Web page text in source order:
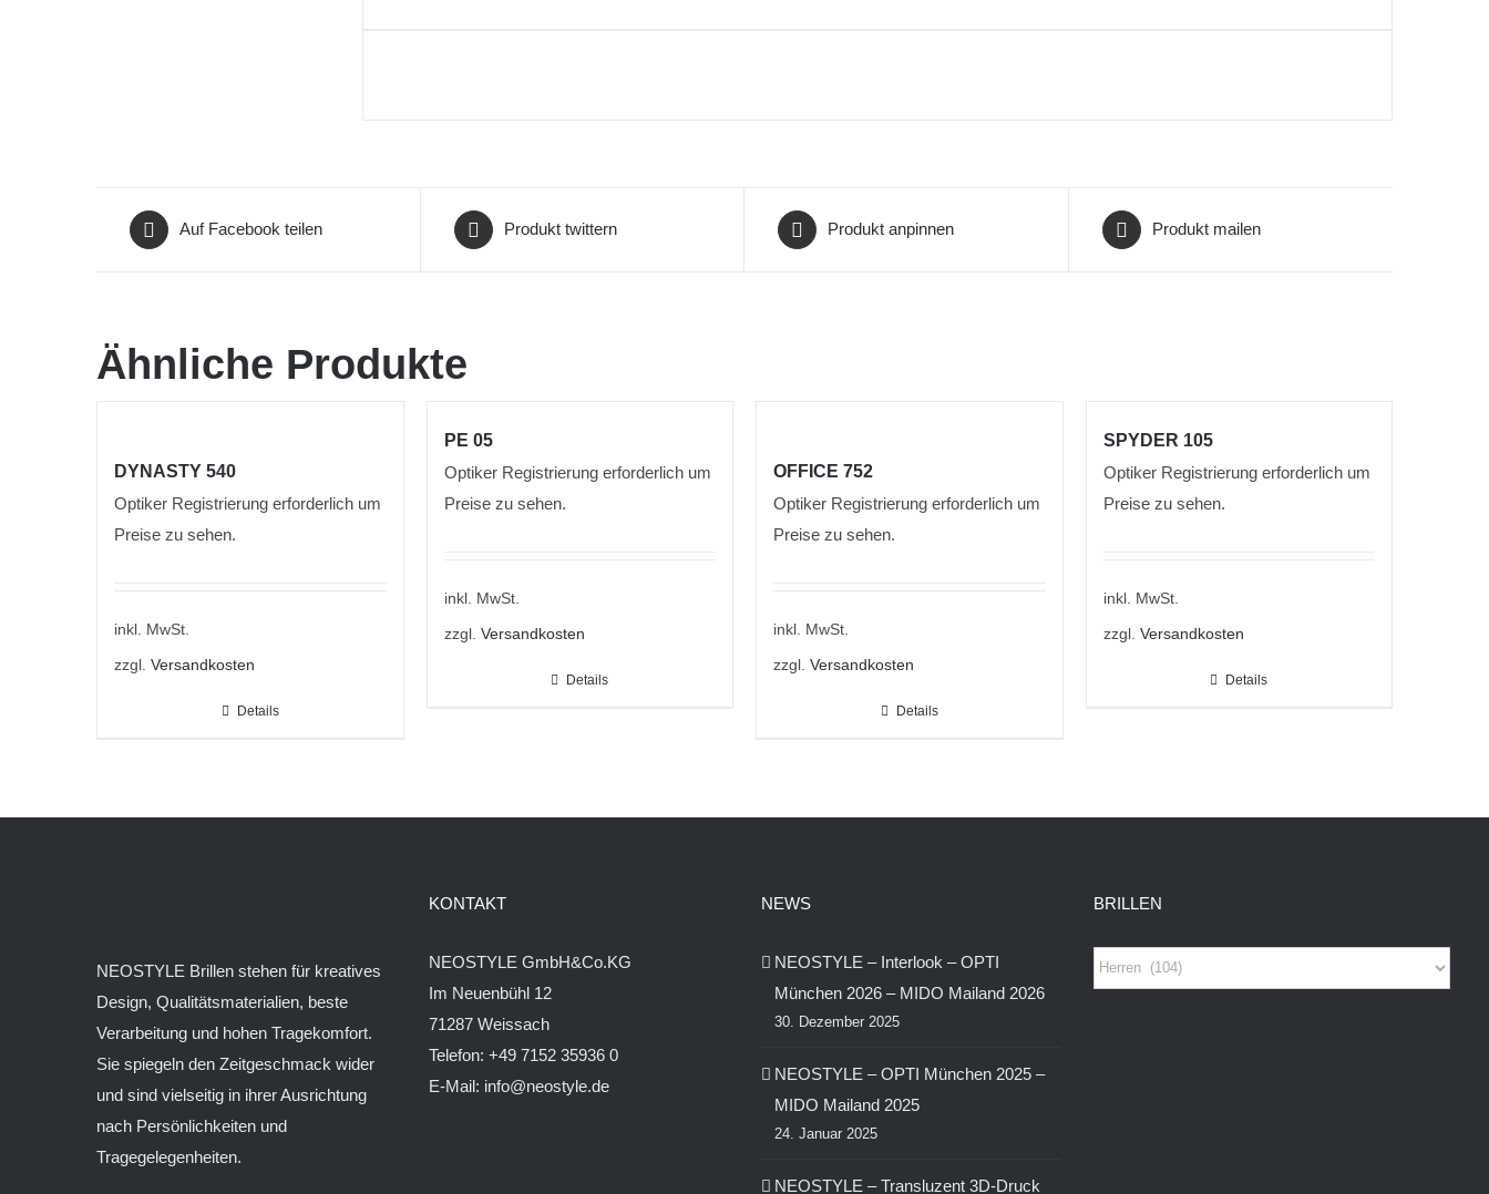
Auf Facebook teilen Produkt twittern Produkt anpinnen Produkt mailen
Ähnliche Produkte
DYNASTY 540
Optiker Registrierung erforderlich um
Preise zu sehen.
inkl. MwSt.
zzgl. Versandkosten
Details
PE 05
Optiker Registrierung erforderlich um
Preise zu sehen.
inkl. MwSt.
zzgl. Versandkosten
Details
OFFICE 752
Optiker Registrierung erforderlich um
Preise zu sehen.
inkl. MwSt.
zzgl. Versandkosten
Details
SPYDER 105
Optiker Registrierung erforderlich um
Preise zu sehen.
inkl. MwSt.
zzgl. Versandkosten
Details
NEOSTYLE Brillen stehen für kreatives
Design, Qualitätsmaterialien, beste
Verarbeitung und hohen Tragekomfort.
Sie spiegeln den Zeitgeschmack wider
und sind vielseitig in ihrer Ausrichtung
nach Persönlichkeiten und
Tragegelegenheiten.
KONTAKT
NEOSTYLE GmbH&Co.KG
Im Neuenbühl 12
71287 Weissach
Telefon: +49 7152 35936 0
E-Mail: info@neostyle.de
NEWS
NEOSTYLE – Interlook – OPTI
München 2026 – MIDO Mailand 2026
30. Dezember 2025
NEOSTYLE – OPTI München 2025 –
MIDO Mailand 2025
24. Januar 2025
NEOSTYLE – Transluzent 3D-Druck
BRILLEN